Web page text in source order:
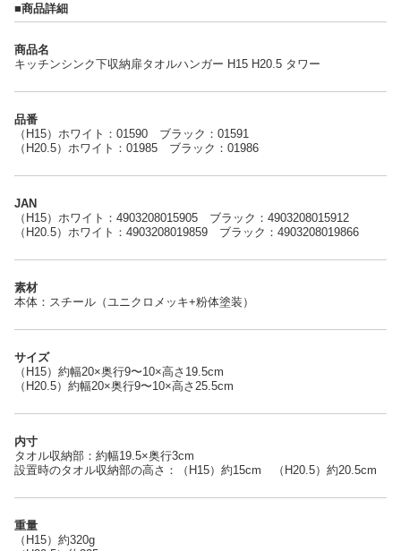
■商品詳細
商品名
キッチンシンク下収納扉タオルハンガー H15 H20.5 タワー
品番
（H15）ホワイト：01590 ブラック：01591
（H20.5）ホワイト：01985 ブラック：01986
JAN
（H15）ホワイト：4903208015905 ブラック：4903208015912
（H20.5）ホワイト：4903208019859 ブラック：4903208019866
素材
本体：スチール（ユニクロメッキ+粉体塗装）
サイズ
（H15）約幅20×奥行9〜10×高さ19.5cm
（H20.5）約幅20×奥行9〜10×高さ25.5cm
内寸
タオル収納部：約幅19.5×奥行3cm
設置時のタオル収納部の高さ：（H15）約15cm （H20.5）約20.5cm
重量
（H15）約320g